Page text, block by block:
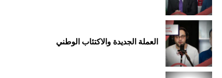
العملة الجديدة والاكتئاب الوطني